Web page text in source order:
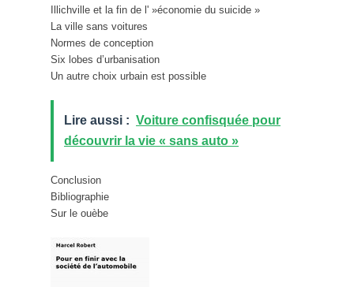
Illichville et la fin de l' »économie du suicide »
La ville sans voitures
Normes de conception
Six lobes d’urbanisation
Un autre choix urbain est possible
Lire aussi : Voiture confisquée pour
découvrir la vie « sans auto »
Conclusion
Bibliographie
Sur le ouèbe